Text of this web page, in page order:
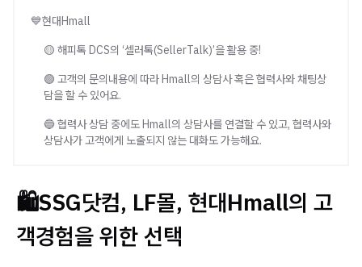
💙현대Hmall
🟡 해피톡 DCS의 ‘셀러톡(SellerTalk)’을 활용 중!
🟢 고객의 문의내용에 따라 Hmall의 상담사 혹은 협력사와 채팅상
담을 할 수 있어요.
🔵 협력사 상담 중에도 Hmall의 상담사를 연결할 수 있고, 협력사와
상담사가 고객에게 노출되지 않는 대화도 가능해요.
🛍️SSG닷컴, LF몰, 현대Hmall의 고
객경험을 위한 선택